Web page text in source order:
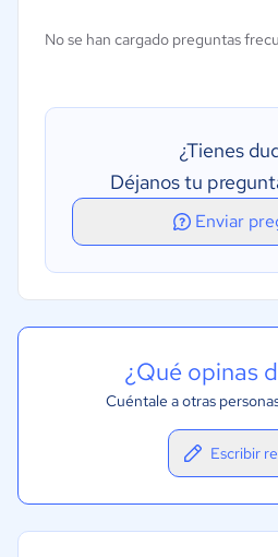
Archivo y conservación
No se han cargado preguntas
¿Tienes
Déjanos tu
Enviar
¿Qué opinas
Cuéntale a otras
Escribir